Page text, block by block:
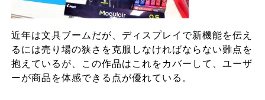
近年は文具ブームだが、ディスプレイで新機能を伝え
るには売り場の狭さを克服しなければならない難点を
抱えているが、この作品はこれをカバーして、ユーザ
ーが商品を体感できる点が優れている。